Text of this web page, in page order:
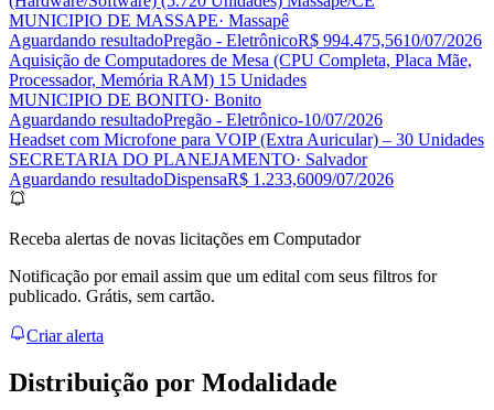
MUNICIPIO DE MASSAPE· Massapê
Aguardando resultadoPregão - EletrônicoR$ 994.475,5610/07/2026
Aquisição de Computadores de Mesa (CPU Completa, Placa Mãe,
Processador, Memória RAM) 15 Unidades
MUNICIPIO DE BONITO· Bonito
Aguardando resultadoPregão - Eletrônico-10/07/2026
Headset com Microfone para VOIP (Extra Auricular) – 30 Unidades
SECRETARIA DO PLANEJAMENTO· Salvador
Aguardando resultadoDispensaR$ 1.233,6009/07/2026
Receba alertas de novas licitações em Computador
Notificação por email assim que um edital com seus filtros for
publicado. Grátis, sem cartão.
Criar alerta
Distribuição por Modalidade